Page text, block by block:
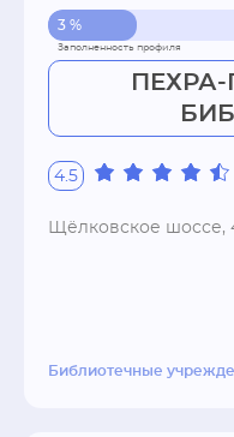
3 %
4.5
Щёлковское шоссе,
Библиотечные